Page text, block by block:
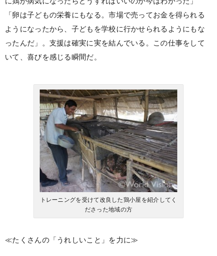
「卵は子どもの栄養にもなる。市場で売ってお金を得られる
ようになったから、子どもを学校に行かせられるようにもな
ったんだ」。支援は確実に実を結んでいる。この仕事をして
いて、喜びを感じる瞬間だ。
トレーニングを受けて改良した鶏小屋を紹介してく
ださった地域の方
≪たくさんの「うれしいこと」を力に≫